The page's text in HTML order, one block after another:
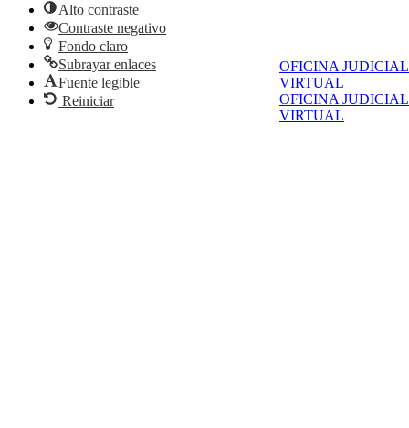
OFICINA JUDICIAL
VIRTUAL
OFICINA JUDICIAL
VIRTUAL
Alto contraste
Contraste negativo
Fondo claro
Subrayar enlaces
Fuente legible
Reiniciar